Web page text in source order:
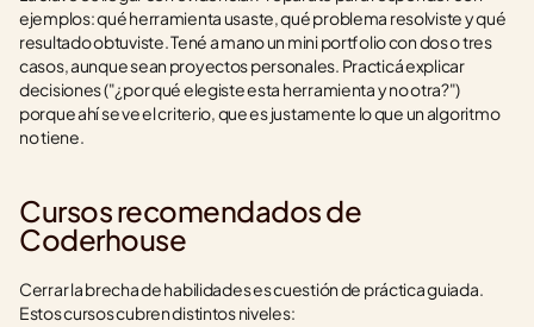
ejemplos: qué herramienta usaste, qué problema resolviste y qué
resultado obtuviste. Tené a mano un mini portfolio con dos o tres
casos, aunque sean proyectos personales. Practicá explicar
decisiones ("¿por qué elegiste esta herramienta y no otra?")
porque ahí se ve el criterio, que es justamente lo que un algoritmo
no tiene.
Cursos recomendados de
Coderhouse
Cerrar la brecha de habilidades es cuestión de práctica guiada.
Estos cursos cubren distintos niveles: